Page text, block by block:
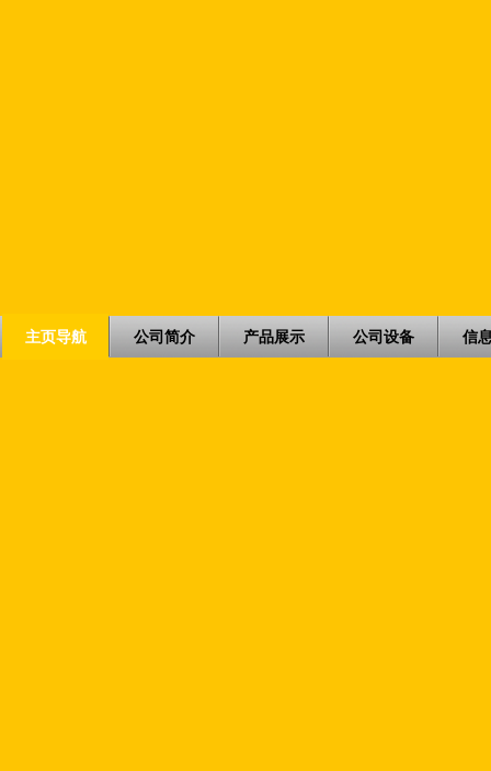
主页导航 公司简介 产品展示 公司设备 信